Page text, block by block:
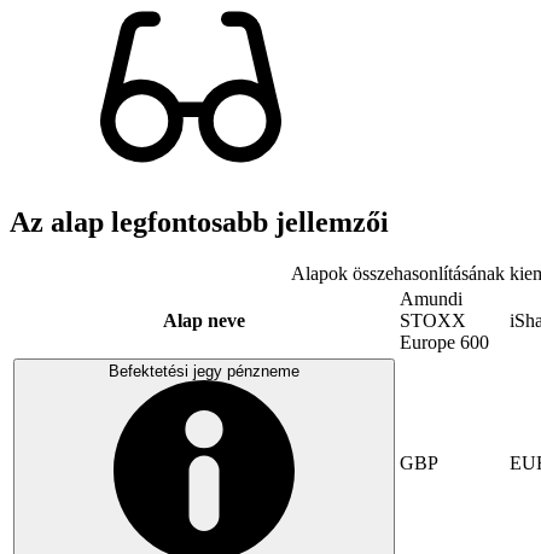
Az alap legfontosabb jellemzői
Alapok összehasonlításának
Alap neve
Amundi
STOXX
Europe 600
Befektetési jegy pénzneme
GBP